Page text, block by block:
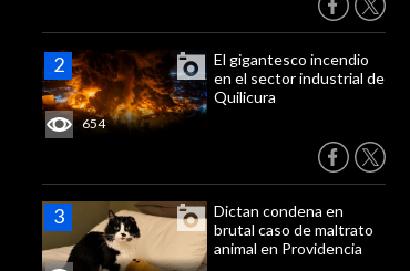
654
El gigantesco incendio
en el sector industrial de
Quilicura
Dictan condena en
brutal caso de maltrato
animal en Providencia